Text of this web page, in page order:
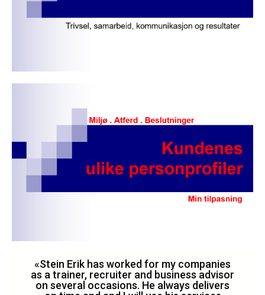
«Stein Erik has worked for my companies
as a trainer, recruiter and business advisor
on several occasions. He always delivers